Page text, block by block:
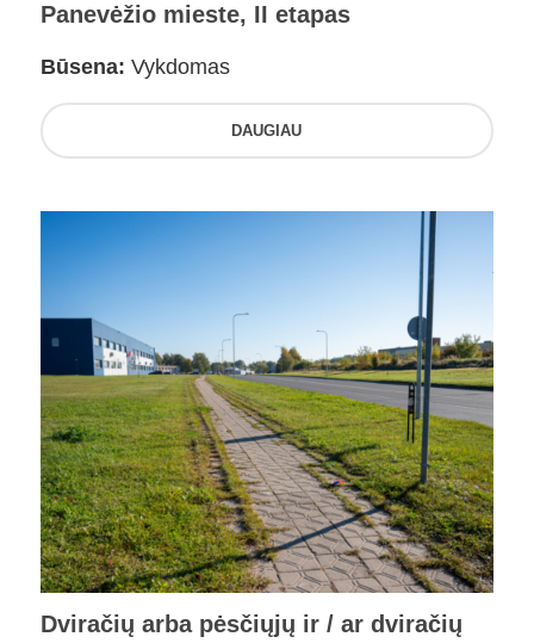
Panevėžio mieste, II etapas
Būsena: Vykdomas
DAUGIAU
Dviračių arba pėsčiųjų ir / ar dviračių